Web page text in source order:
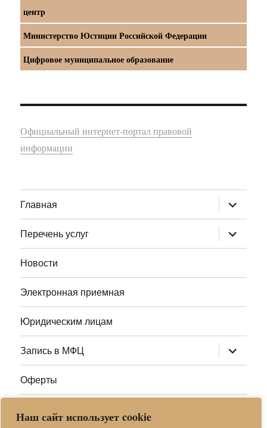
Наш сайт использует cookie
центр
Министерство Юстиции Российской Федерации
Цифровое муниципальное образование
Официальный интернет-портал правовой
информации
Главная раскрыть
дочернее
меню
Перечень услуг
раскрыть
дочернее
меню
Новости
Электронная приемная
Юридическим лицам
Запись в МФЦ раскрыть
дочернее
меню
Оферты